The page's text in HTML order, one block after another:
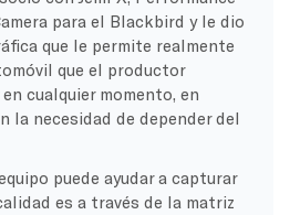
para el Blackbird y le dio
que le permite realmente
que el productor
cualquier momento, en
la necesidad de depender del
puede ayudar a capturar
es a través de la matriz